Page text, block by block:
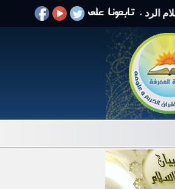
على الافتراءات والشبهات